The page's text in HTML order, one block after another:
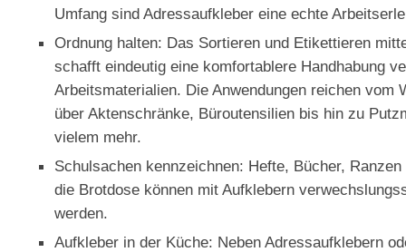
Umfang sind Adressaufkleber eine echte
Ordnung halten: Das Sortieren und Etikettieren
schafft eindeutig eine komfortablere Handhabung
Arbeitsmaterialien. Die Anwendungen reichen vom
über Aktenschränke, Büroutensilien bis hin zu
vielem mehr.
Schulsachen kennzeichnen: Hefte, Bücher,
die Brotdose können mit Aufklebern
werden.
Aufkleber in der Küche: Neben Adressaufklebern